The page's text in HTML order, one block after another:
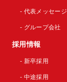
- 代表メッセージ
- グループ会社
採用情報
- 新卒採用
- 中途採用